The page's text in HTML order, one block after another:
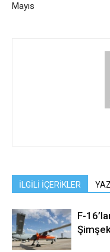
Mayıs
İLGİLİ İÇERİKLER
F-